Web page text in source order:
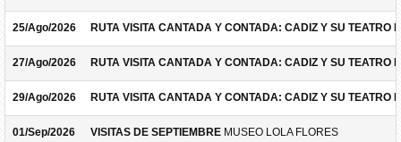
25/Ago/2026 RUTA VISITA CANTADA Y CONTADA: CADIZ Y SU TEATRO
27/Ago/2026 RUTA VISITA CANTADA Y CONTADA: CADIZ Y SU TEATRO
29/Ago/2026 RUTA VISITA CANTADA Y CONTADA: CADIZ Y SU TEATRO
01/Sep/2026 VISITAS DE SEPTIEMBRE MUSEO LOLA FLORES